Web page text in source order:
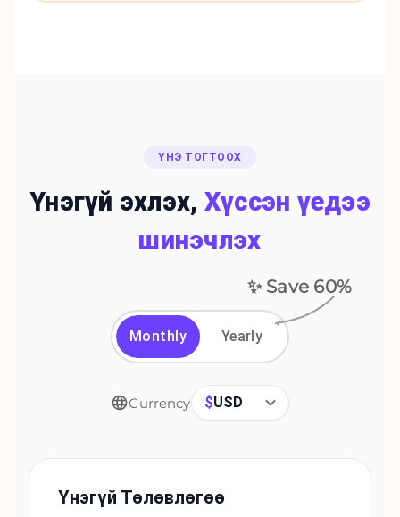
ҮНЭ ТОГТООХ
Үнэгүй эхлэх, Хүссэн үедээ
шинэчлэх
✨ Save 60%
Monthly Yearly
Currency $USD
Үнэгүй Төлөвлөгөө